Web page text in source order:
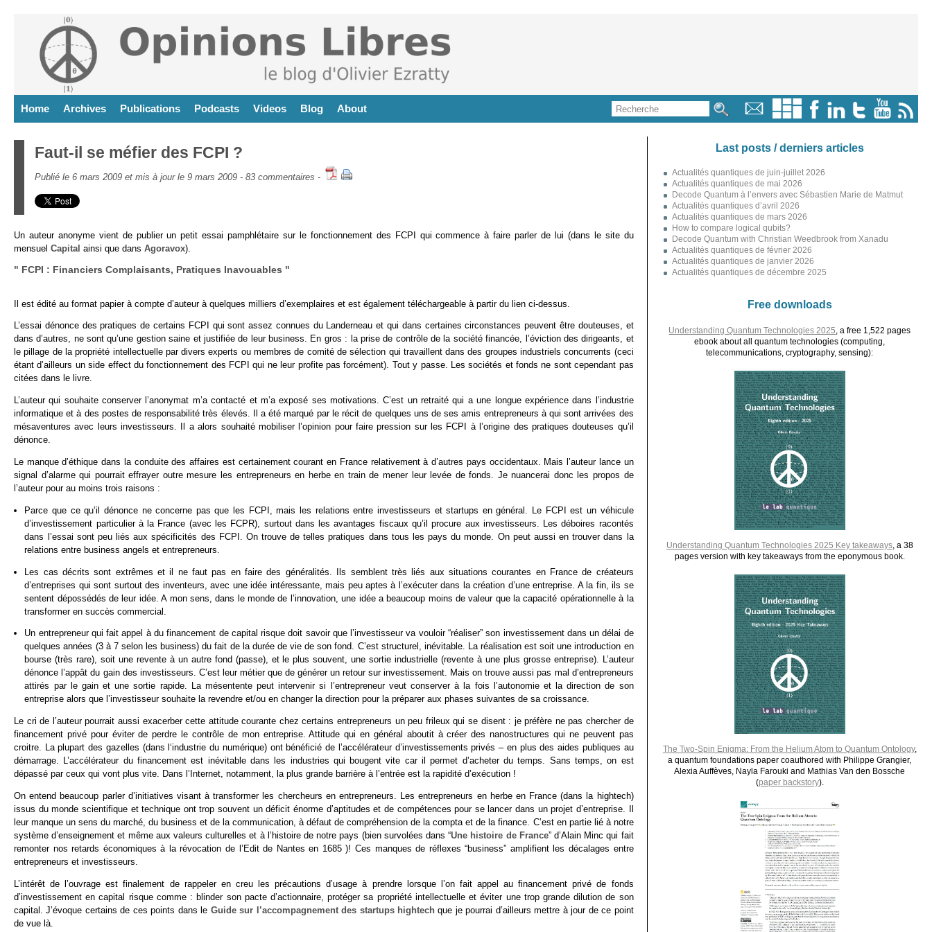
Home Archives Publications Podcasts Videos Blog About
Faut-il se méfier des FCPI ?
Publié le 6 mars 2009 et mis à jour le 9 mars 2009 - 83 commentaires -
Un auteur anonyme vient de publier un petit essai pamphlétaire sur le fonctionnement des FCPI qui commence à faire parler de lui (dans le site du
mensuel Capital ainsi que dans Agoravox).
" FCPI : Financiers Complaisants, Pratiques Inavouables "
Il est édité au format papier à compte d’auteur à quelques milliers d’exemplaires et est également téléchargeable à partir du lien ci-dessus.
L’essai dénonce des pratiques de certains FCPI qui sont assez connues du Landerneau et qui dans certaines circonstances peuvent être douteuses, et
dans d’autres, ne sont qu’une gestion saine et justifiée de leur business. En gros : la prise de contrôle de la société financée, l’éviction des dirigeants, et
le pillage de la propriété intellectuelle par divers experts ou membres de comité de sélection qui travaillent dans des groupes industriels concurrents (ceci
étant d’ailleurs un side effect du fonctionnement des FCPI qui ne leur profite pas forcément). Tout y passe. Les sociétés et fonds ne sont cependant pas
citées dans le livre.
L’auteur qui souhaite conserver l’anonymat m’a contacté et m’a exposé ses motivations. C’est un retraité qui a une longue expérience dans l’industrie
informatique et à des postes de responsabilité très élevés. Il a été marqué par le récit de quelques uns de ses amis entrepreneurs à qui sont arrivées des
mésaventures avec leurs investisseurs. Il a alors souhaité mobiliser l’opinion pour faire pression sur les FCPI à l’origine des pratiques douteuses qu’il
dénonce.
Le manque d’éthique dans la conduite des affaires est certainement courant en France relativement à d’autres pays occidentaux. Mais l’auteur lance un
signal d’alarme qui pourrait effrayer outre mesure les entrepreneurs en herbe en train de mener leur levée de fonds. Je nuancerai donc les propos de
l’auteur pour au moins trois raisons :
Parce que ce qu’il dénonce ne concerne pas que les FCPI, mais les relations entre investisseurs et startups en général. Le FCPI est un véhicule
d’investissement particulier à la France (avec les FCPR), surtout dans les avantages fiscaux qu’il procure aux investisseurs. Les déboires racontés
dans l’essai sont peu liés aux spécificités des FCPI. On trouve de telles pratiques dans tous les pays du monde. On peut aussi en trouver dans la
relations entre business angels et entrepreneurs.
Les cas décrits sont extrêmes et il ne faut pas en faire des généralités. Ils semblent très liés aux situations courantes en France de créateurs
d’entreprises qui sont surtout des inventeurs, avec une idée intéressante, mais peu aptes à l’exécuter dans la création d’une entreprise. A la fin, ils se
sentent dépossédés de leur idée. A mon sens, dans le monde de l’innovation, une idée a beaucoup moins de valeur que la capacité opérationnelle à la
transformer en succès commercial.
Un entrepreneur qui fait appel à du financement de capital risque doit savoir que l’investisseur va vouloir “réaliser” son investissement dans un délai de
quelques années (3 à 7 selon les business) du fait de la durée de vie de son fond. C’est structurel, inévitable. La réalisation est soit une introduction en
bourse (très rare), soit une revente à un autre fond (passe), et le plus souvent, une sortie industrielle (revente à une plus grosse entreprise). L’auteur
dénonce l’appât du gain des investisseurs. C’est leur métier que de générer un retour sur investissement. Mais on trouve aussi pas mal d’entrepreneurs
attirés par le gain et une sortie rapide. La mésentente peut intervenir si l’entrepreneur veut conserver à la fois l’autonomie et la direction de son
entreprise alors que l’investisseur souhaite la revendre et/ou en changer la direction pour la préparer aux phases suivantes de sa croissance.
Le cri de l’auteur pourrait aussi exacerber cette attitude courante chez certains entrepreneurs un peu frileux qui se disent : je préfère ne pas chercher de
financement privé pour éviter de perdre le contrôle de mon entreprise. Attitude qui en général aboutit à créer des nanostructures qui ne peuvent pas
croitre. La plupart des gazelles (dans l‘industrie du numérique) ont bénéficié de l’accélérateur d’investissements privés – en plus des aides publiques au
démarrage. L’accélérateur du financement est inévitable dans les industries qui bougent vite car il permet d’acheter du temps. Sans temps, on est
dépassé par ceux qui vont plus vite. Dans l’Internet, notamment, la plus grande barrière à l’entrée est la rapidité d’exécution !
On entend beaucoup parler d’initiatives visant à transformer les chercheurs en entrepreneurs. Les entrepreneurs en herbe en France (dans la hightech)
issus du monde scientifique et technique ont trop souvent un déficit énorme d’aptitudes et de compétences pour se lancer dans un projet d’entreprise. Il
leur manque un sens du marché, du business et de la communication, à défaut de compréhension de la compta et de la finance. C’est en partie lié à notre
système d’enseignement et même aux valeurs culturelles et à l’histoire de notre pays (bien survolées dans “Une histoire de France” d’Alain Minc qui fait
remonter nos retards économiques à la révocation de l’Edit de Nantes en 1685 )! Ces manques de réflexes “business” amplifient les décalages entre
entrepreneurs et investisseurs.
L’intérêt de l’ouvrage est finalement de rappeler en creu les précautions d’usage à prendre lorsque l’on fait appel au financement privé de fonds
d’investissement en capital risque comme : blinder son pacte d’actionnaire, protéger sa propriété intellectuelle et éviter une trop grande dilution de son
capital. J’évoque certains de ces points dans le Guide sur l’accompagnement des startups hightech que je pourrai d’ailleurs mettre à jour de ce point
de vue là.
Last posts / derniers articles
Actualités quantiques de juin-juillet 2026
Actualités quantiques de mai 2026
Decode Quantum à l’envers avec Sébastien Marie de Matmut
Actualités quantiques d’avril 2026
Actualités quantiques de mars 2026
How to compare logical qubits?
Decode Quantum with Christian Weedbrook from Xanadu
Actualités quantiques de février 2026
Actualités quantiques de janvier 2026
Actualités quantiques de décembre 2025
Free downloads
Understanding Quantum Technologies 2025 , a free 1,522 pages
ebook about all quantum technologies (computing,
telecommunications, cryptography, sensing):
Understanding Quantum Technologies 2025 Key takeaways, a 38
pages version with key takeaways from the eponymous book.
The Two-Spin Enigma: From the Helium Atom to Quantum Ontology,
a quantum foundations paper coauthored with Philippe Grangier,
Alexia Auffèves, Nayla Farouki and Mathias Van den Bossche
(paper backstory).